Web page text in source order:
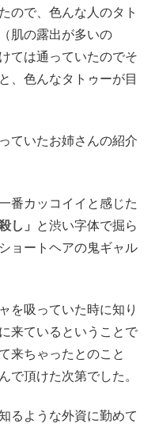
ので、色んな人のタト
肌の露出が多いの
ては通っていたのでそ
、色んなタトゥーが目
ていたお姉さんの紹介
番カッコイイと感じた
し」
と渋い字体で掘ら
ョートヘアの鬼ギャル
を吸っていた時に知り
来ているということで
来ちゃったとのこと
で頂けた次第でした。
るような外資に勤めて